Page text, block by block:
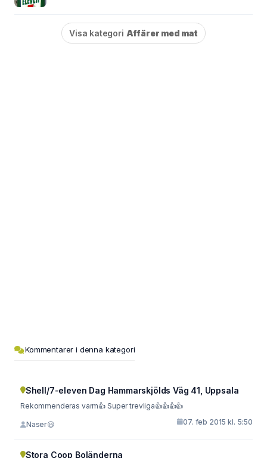
Visa kategori Affärer med mat
Kommentarer i denna kategori
Shell/7-eleven Dag Hammarskjölds Väg 41, Uppsala
Rekommenderas varm👍 Super trevliga👍👍👍👍
Naser😃 07. feb 2015 kl. 5:50
Stora Coop Boländerna